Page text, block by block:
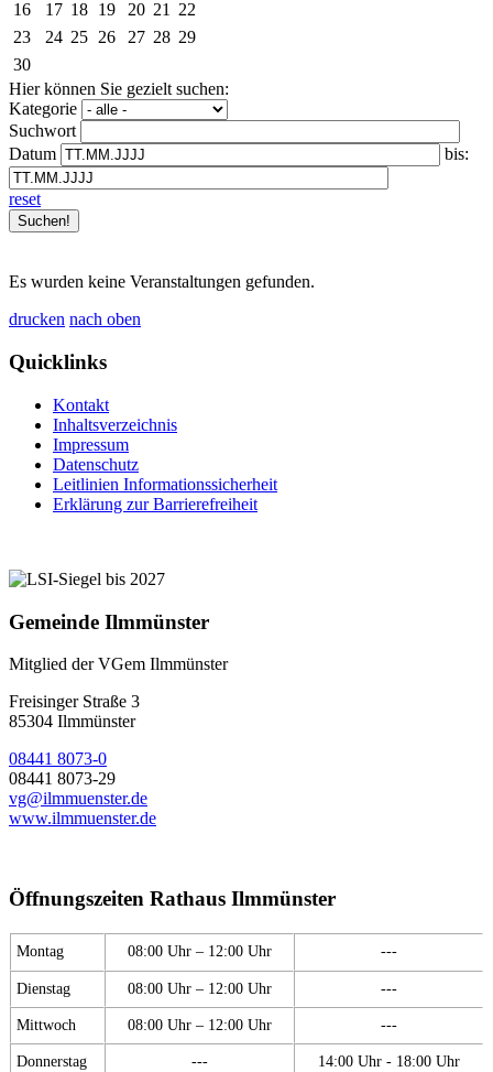
16 17 18 19 20 21
22
23
24 25 26 27 28 29
30
Hier können Sie gezielt suchen:
Kategorie
Suchwort
Datum
bis:
reset
Es wurden keine Veranstaltungen gefunden.
drucken nach oben
Quicklinks
Kontakt
Inhaltsverzeichnis
Impressum
Datenschutz
Leitlinien Informationssicherheit
Erklärung zur Barrierefreiheit
Gemeinde Ilmmünster
Mitglied der VGem Ilmmünster
Freisinger Straße 3
85304 Ilmmünster
08441 8073-0
08441 8073-29
vg@ilmmuenster.de
www.ilmmuenster.de
Öffnungszeiten Rathaus Ilmmünster
Montag 08:00 Uhr – 12:00 Uhr ---
Dienstag 08:00 Uhr – 12:00 Uhr ---
Mittwoch 08:00 Uhr – 12:00 Uhr ---
Donnerstag --- 14:00 Uhr - 18:00 Uhr